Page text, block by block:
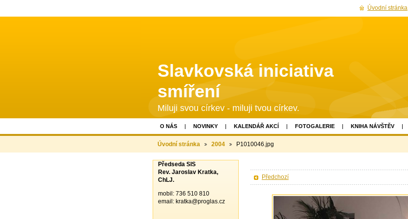
Slavkovská iniciativa
smíření
Miluji svou církev - miluji tvou církev.
O NÁS NOVINKY KALENDÁŘ AKCÍ FOTOGALERIE KNIHA NÁVŠTĚV
Úvodní stránka 2004 P1010046.jpg
Předchozí
Předseda SIS
Rev. Jaroslav Kratka,
ChLJ.
mobil: 736 510 810
email: kratka@proglas.cz
Úvodní stránka